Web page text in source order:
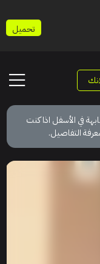
في الأسفل اذا كنت
التفاصيل.
تحميل